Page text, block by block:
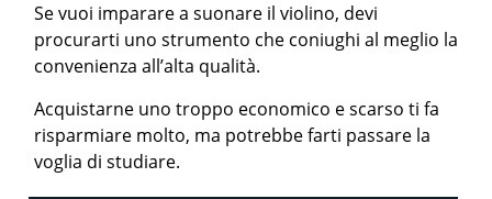
Se vuoi imparare a suonare il violino, devi
procurarti uno strumento che coniughi al meglio la
convenienza all’alta qualità.
Acquistarne uno troppo economico e scarso ti fa
risparmiare molto, ma potrebbe farti passare la
voglia di studiare.